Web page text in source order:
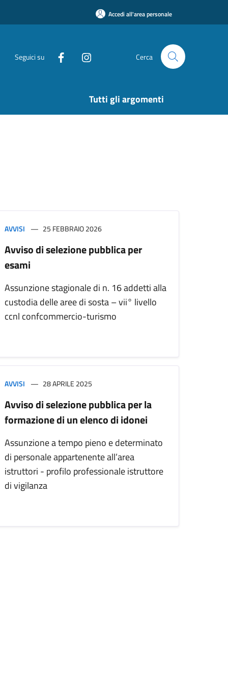
Accedi all'area personale
Seguici su Cerca
Tutti gli argomenti
AVVISI 25 FEBBRAIO 2026
Avviso di selezione pubblica per
esami
Assunzione stagionale di n. 16 addetti alla
custodia delle aree di sosta – vii° livello
ccnl confcommercio-turismo
AVVISI 28 APRILE 2025
Avviso di selezione pubblica per la
formazione di un elenco di idonei
Assunzione a tempo pieno e determinato
di personale appartenente all’area
istruttori - profilo professionale istruttore
di vigilanza